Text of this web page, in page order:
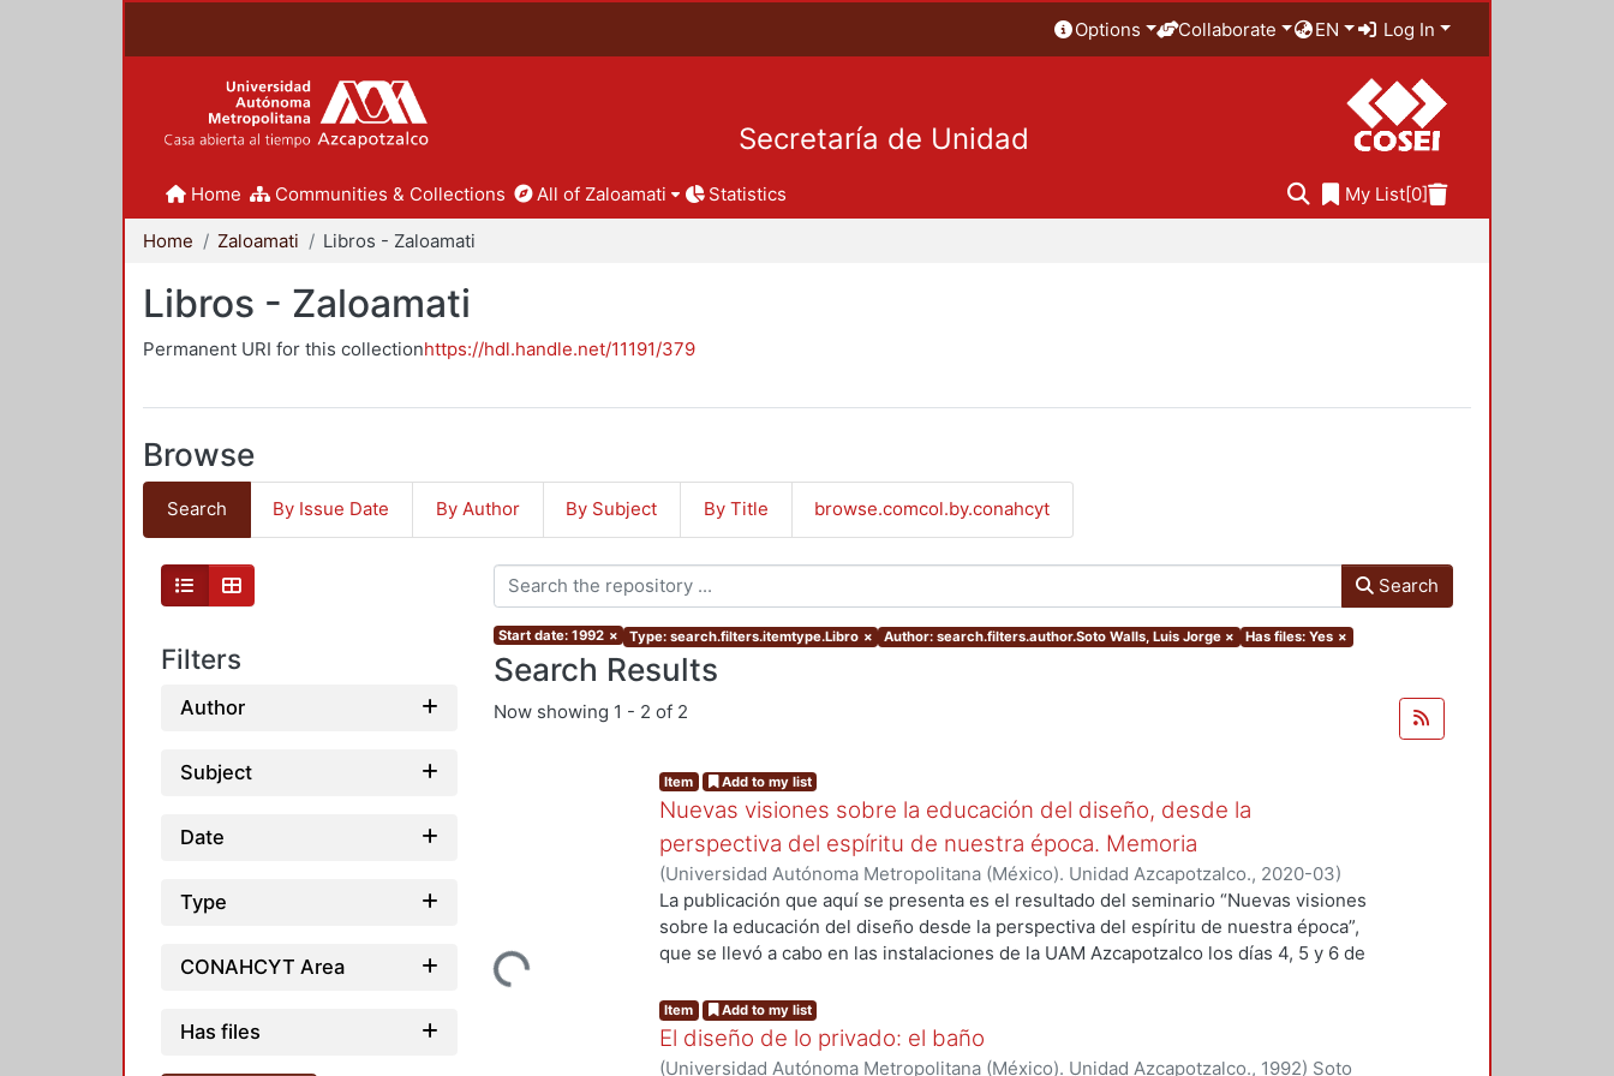
Options Collaborate EN Log In
Secretaría de Unidad
Home Communities & Collections All of Zaloamati Statistics My List[0]
Home Zaloamati Libros - Zaloamati
Libros - Zaloamati
Permanent URI for this collectionhttps://hdl.handle.net/11191/379
Browse
Search By Issue Date By Author By Subject By Title browse.comcol.by.conahcyt
Filters
Author
Subject
Date
Type
CONAHCYT Area
Has files
Search
Start date: 1992 × Type: search.filters.itemtype.Libro × Author: search.filters.author.Soto Walls, Luis Jorge × Has files: Yes ×
Search Results
Now showing 1 - 2 of 2
Loading...
Item Add to my list
Nuevas visiones sobre la educación del diseño, desde la
perspectiva del espíritu de nuestra época. Memoria
(Universidad Autónoma Metropolitana (México). Unidad Azcapotzalco., 2020-03)
Myers, Marie J.;Gold Kohan, Bela;Dávila Urrutia, Sergio ;Hirata Kitahara, Miguel;
Soto Walls, Luis Jorge; Tovar Romero, Iarene
La publicación que aquí se presenta es el resultado del seminario “Nuevas visiones
sobre la educación del diseño desde la perspectiva del espíritu de nuestra época”,
que se llevó a cabo en las instalaciones de la UAM Azcapotzalco los días 4, 5 y 6 de
Educación y Diseño, del Departamento de Evaluación del Diseño en el Tiempo. Se
presentan los avances de investigación en relación a la educación y el diseño, del
Grupo de Investigación antes citado. Dichas ponencias, que se presentan en esta
Item Add to my list
El diseño de lo privado: el baño
(Universidad Autónoma Metropolitana (México). Unidad Azcapotzalco., 1992) Soto